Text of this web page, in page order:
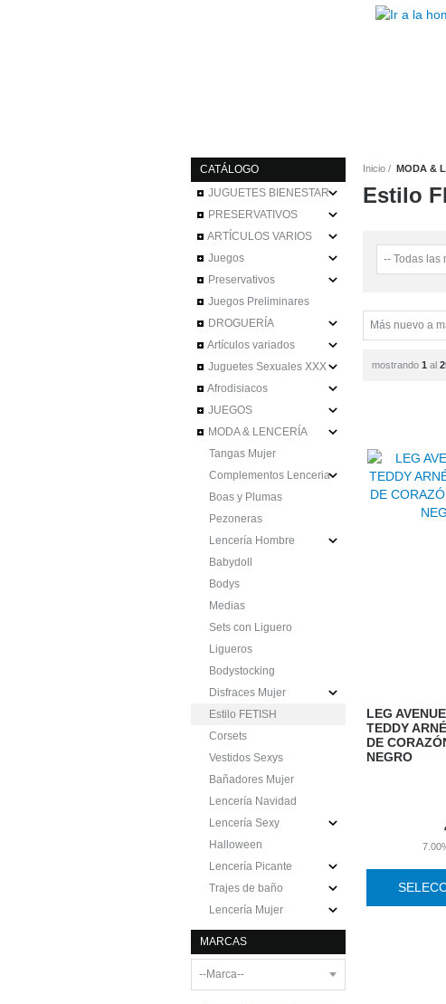
CATÁLOGO
JUGUETES BIENESTAR
PRESERVATIVOS
ARTÍCULOS VARIOS
Juegos
Preservativos
Juegos Preliminares
DROGUERÍA
Artículos variados
Juguetes Sexuales XXX
Afrodisiacos
JUEGOS
MODA & LENCERÍA
Tangas Mujer
Complementos Lenceria
Boas y Plumas
Pezoneras
Lencería Hombre
Babydoll
Bodys
Medias
Sets con Liguero
Ligueros
Bodystocking
Disfraces Mujer
Estilo FETISH
Corsets
Vestidos Sexys
Bañadores Mujer
Lencería Navidad
Lencería Sexy
Halloween
Lencería Picante
Trajes de baño
Lencería Mujer
MARCAS
Inicio MODA &
Estilo
mostrando1 al
LEG
TEDDY
DE
NEGRO